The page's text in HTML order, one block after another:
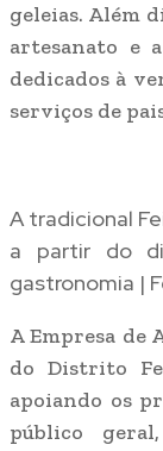
geleias. Além
artesanato e
dedicados à
serviços de
A tradicional
a partir do
gastronomia |
A Empresa de
do Distrito
apoiando os
público